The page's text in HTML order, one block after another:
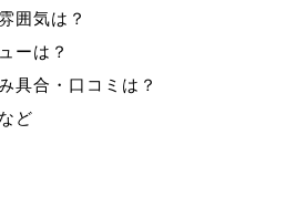
囲気は？
ーは？
具合・口コミは？
ど